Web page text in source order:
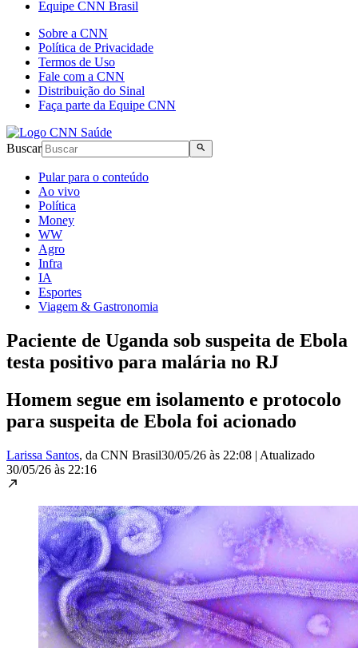
Equipe CNN Brasil
Sobre a CNN
Política de Privacidade
Termos de Uso
Fale com a CNN
Distribuição do Sinal
Faça parte da Equipe CNN
Buscar
Pular para o conteúdo
Ao vivo
Política
Money
WW
Agro
Infra
IA
Esportes
Viagem & Gastronomia
Paciente de Uganda sob suspeita de Ebola
testa positivo para malária no RJ
Homem segue em isolamento e protocolo
para suspeita de Ebola foi acionado
Larissa Santos, da CNN Brasil30/05/26 às 22:08 | Atualizado
30/05/26 às 22:16